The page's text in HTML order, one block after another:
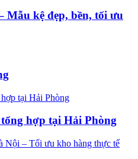
Mẫu kệ đẹp, bền, tối ưu
hợp tại Hải Phòng